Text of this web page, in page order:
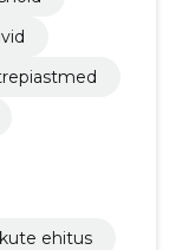
ehitus